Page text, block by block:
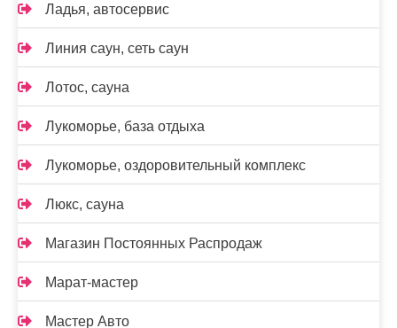
Ладья, автосервис
Линия саун, сеть саун
Лотос, сауна
Лукоморье, база отдыха
Лукоморье, оздоровительный комплекс
Люкс, сауна
Магазин Постоянных Распродаж
Марат-мастер
Мастер Авто